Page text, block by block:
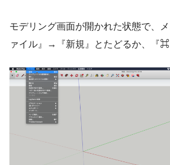
モデリング画面が開かれた状態で、
ァイル』→『新規』とたどるか、『⌘